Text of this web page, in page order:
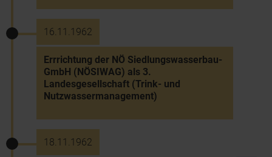
16.11.1962
Errrichtung der NÖ Siedlungswasserbau-
GmbH (NÖSIWAG) als 3.
Landesgesellschaft (Trink- und
Nutzwassermanagement)
18.11.1962